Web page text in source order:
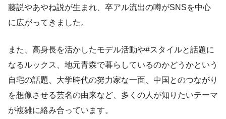
藤説やあやね説が生まれ、卒アル流出の噂がSNSを中心
に広がってきました。
また、高身長を活かしたモデル活動や#スタイルと話題に
なるルックス、地元青森で暮らしているのかどうかという
自宅の話題、大学時代の努力家な一面、中国とのつながり
を想像させる芸名の由来など、多くの人が知りたいテーマ
が複雑に絡み合っています。